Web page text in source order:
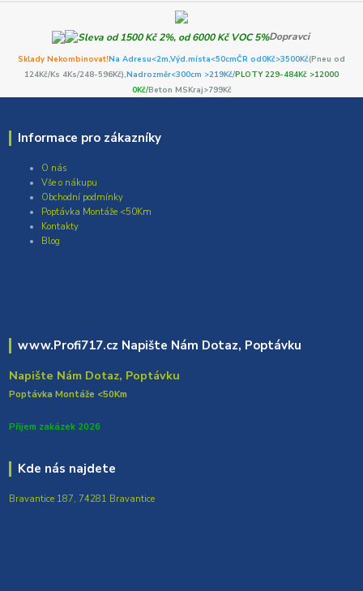
Dopravci
Sklady Nekombinovat!Na Adresu<2m,Výd.místa<50cmČR od0Kč>3500Kč(Pneu od
124Kč/Ks 4Ks/248-596Kč),Nadrozměr<300cm >219Kč/PLOTY 229-484Kč >12000
0Kč/Beton MSKraj>799Kč
Informace pro zákazníky
O nás
Vše o nákupu
Obchodní podmínky
Poptávka Montáže <50Km
Kontakty
Blog
www.Profi717.cz Napište Nám Dotaz, Poptávku
Napište Nám Dotaz, Poptávku
Poptávka Montáže <50Km
Přijem zakázek 2026
Kde nás najdete
Bravantice 187, 74281 Bravantice